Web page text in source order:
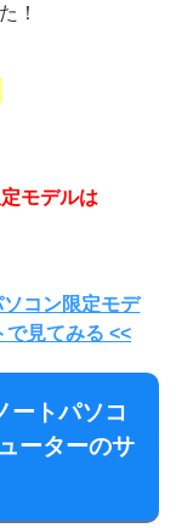
！
モデルは
コン限定モデ
で見てみる <<
ートパソコ
ーターのサ